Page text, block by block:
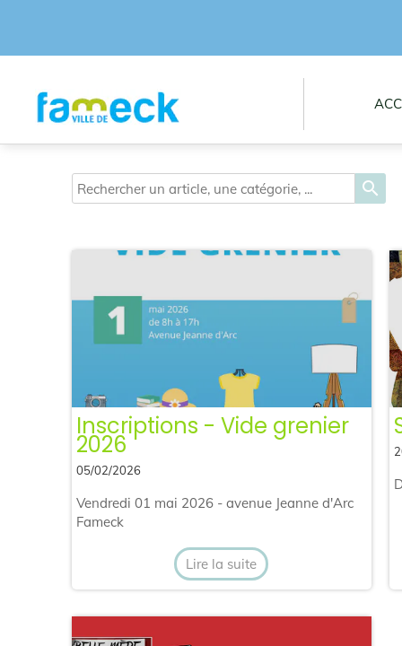
search
Inscriptions - Vide grenier
2026
05/02/2026
Vendredi 01 mai 2026 - avenue Jeanne d'Arc
Fameck
Lire la suite